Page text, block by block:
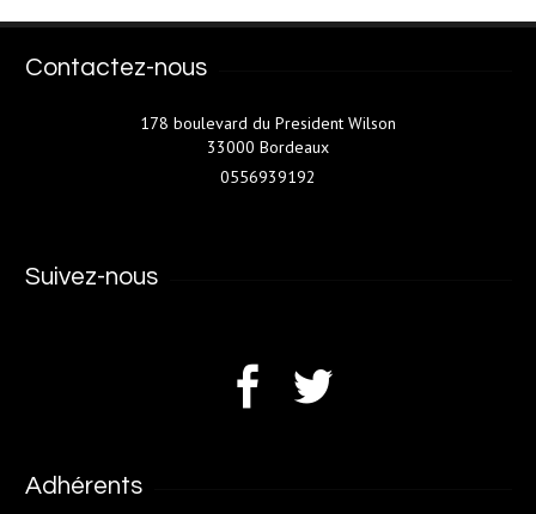
Contactez-nous
178 boulevard du President Wilson
33000 Bordeaux
0556939192
Suivez-nous
Adhérents